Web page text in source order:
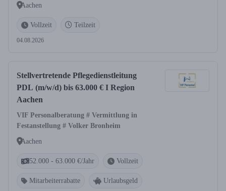
Aachen
Vollzeit Teilzeit
04.08.2026
Stellvertretende Pflegedienstleitung
PDL (m/w/d) bis 63.000 € I Region
Aachen
VIF Personalberatung # Vermittlung in
Festanstellung # Volker Bronheim
Aachen
52.000 - 63.000 €/Jahr Vollzeit
Mitarbeiterrabatte Urlaubsgeld